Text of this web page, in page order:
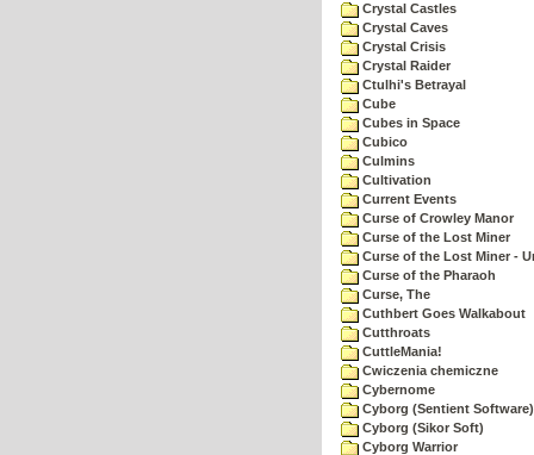
Crystal Castles
Crystal Caves
Crystal Crisis
Crystal Raider
Ctulhi's Betrayal
Cube
Cubes in Space
Cubico
Culmins
Cultivation
Current Events
Curse of Crowley Manor
Curse of the Lost Miner
Curse of the Lost Miner -
Curse of the Pharaoh
Curse, The
Cuthbert Goes Walkabout
Cutthroats
CuttleMania!
Cwiczenia chemiczne
Cybernome
Cyborg (Sentient Software)
Cyborg (Sikor Soft)
Cyborg Warrior